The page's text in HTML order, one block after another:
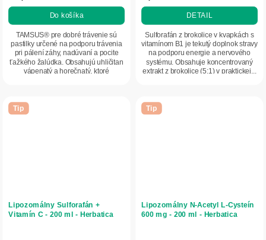
Do košíka
TAMSUS® pre dobré trávenie sú
pastilky určené na podporu trávenia
pri pálení záhy, nadúvaní a pocite
ťažkého žalúdka. Obsahujú uhličitan
vápenatý a horečnatý, ktoré
DETAIL
Sulforafán z brokolice v kvapkách s
vitamínom B1 je tekutý doplnok stravy
na podporu energie a nervového
systému. Obsahuje koncentrovaný
extrakt z brokolice (5:1) v praktickej...
Tip
Lipozomálny Sulforafán +
Vitamín C - 200 ml - Herbatica
Tip
Lipozomálny N‑Acetyl L‑Cysteín
600 mg - 200 ml - Herbatica